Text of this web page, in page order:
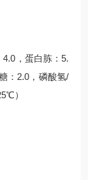
，蛋白胨：5.
：2.0，磷酸氢/
）